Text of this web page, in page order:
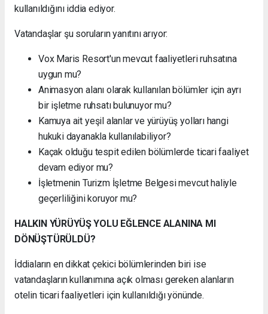
kullanıldığını iddia ediyor.
Vatandaşlar şu soruların yanıtını arıyor:
Vox Maris Resort'un mevcut faaliyetleri ruhsatına
uygun mu?
Animasyon alanı olarak kullanılan bölümler için ayrı
bir işletme ruhsatı bulunuyor mu?
Kamuya ait yeşil alanlar ve yürüyüş yolları hangi
hukuki dayanakla kullanılabiliyor?
Kaçak olduğu tespit edilen bölümlerde ticari faaliyet
devam ediyor mu?
İşletmenin Turizm İşletme Belgesi mevcut haliyle
geçerliliğini koruyor mu?
HALKIN YÜRÜYÜŞ YOLU EĞLENCE ALANINA MI
DÖNÜŞTÜRÜLDÜ?
İddiaların en dikkat çekici bölümlerinden biri ise
vatandaşların kullanımına açık olması gereken alanların
otelin ticari faaliyetleri için kullanıldığı yönünde.